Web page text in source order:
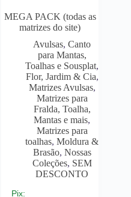
MEGA PACK (todas as
matrizes do site)
Avulsas,Canto
para Mantas,
Toalhas e Sousplat,
Flor, Jardim & Cia,
Matrizes Avulsas,
Matrizes para
Fralda, Toalha,
Mantas e mais,
Matrizes para
toalhas,Moldura &
Brasão, Nossas
Coleções, SEM
DESCONTO